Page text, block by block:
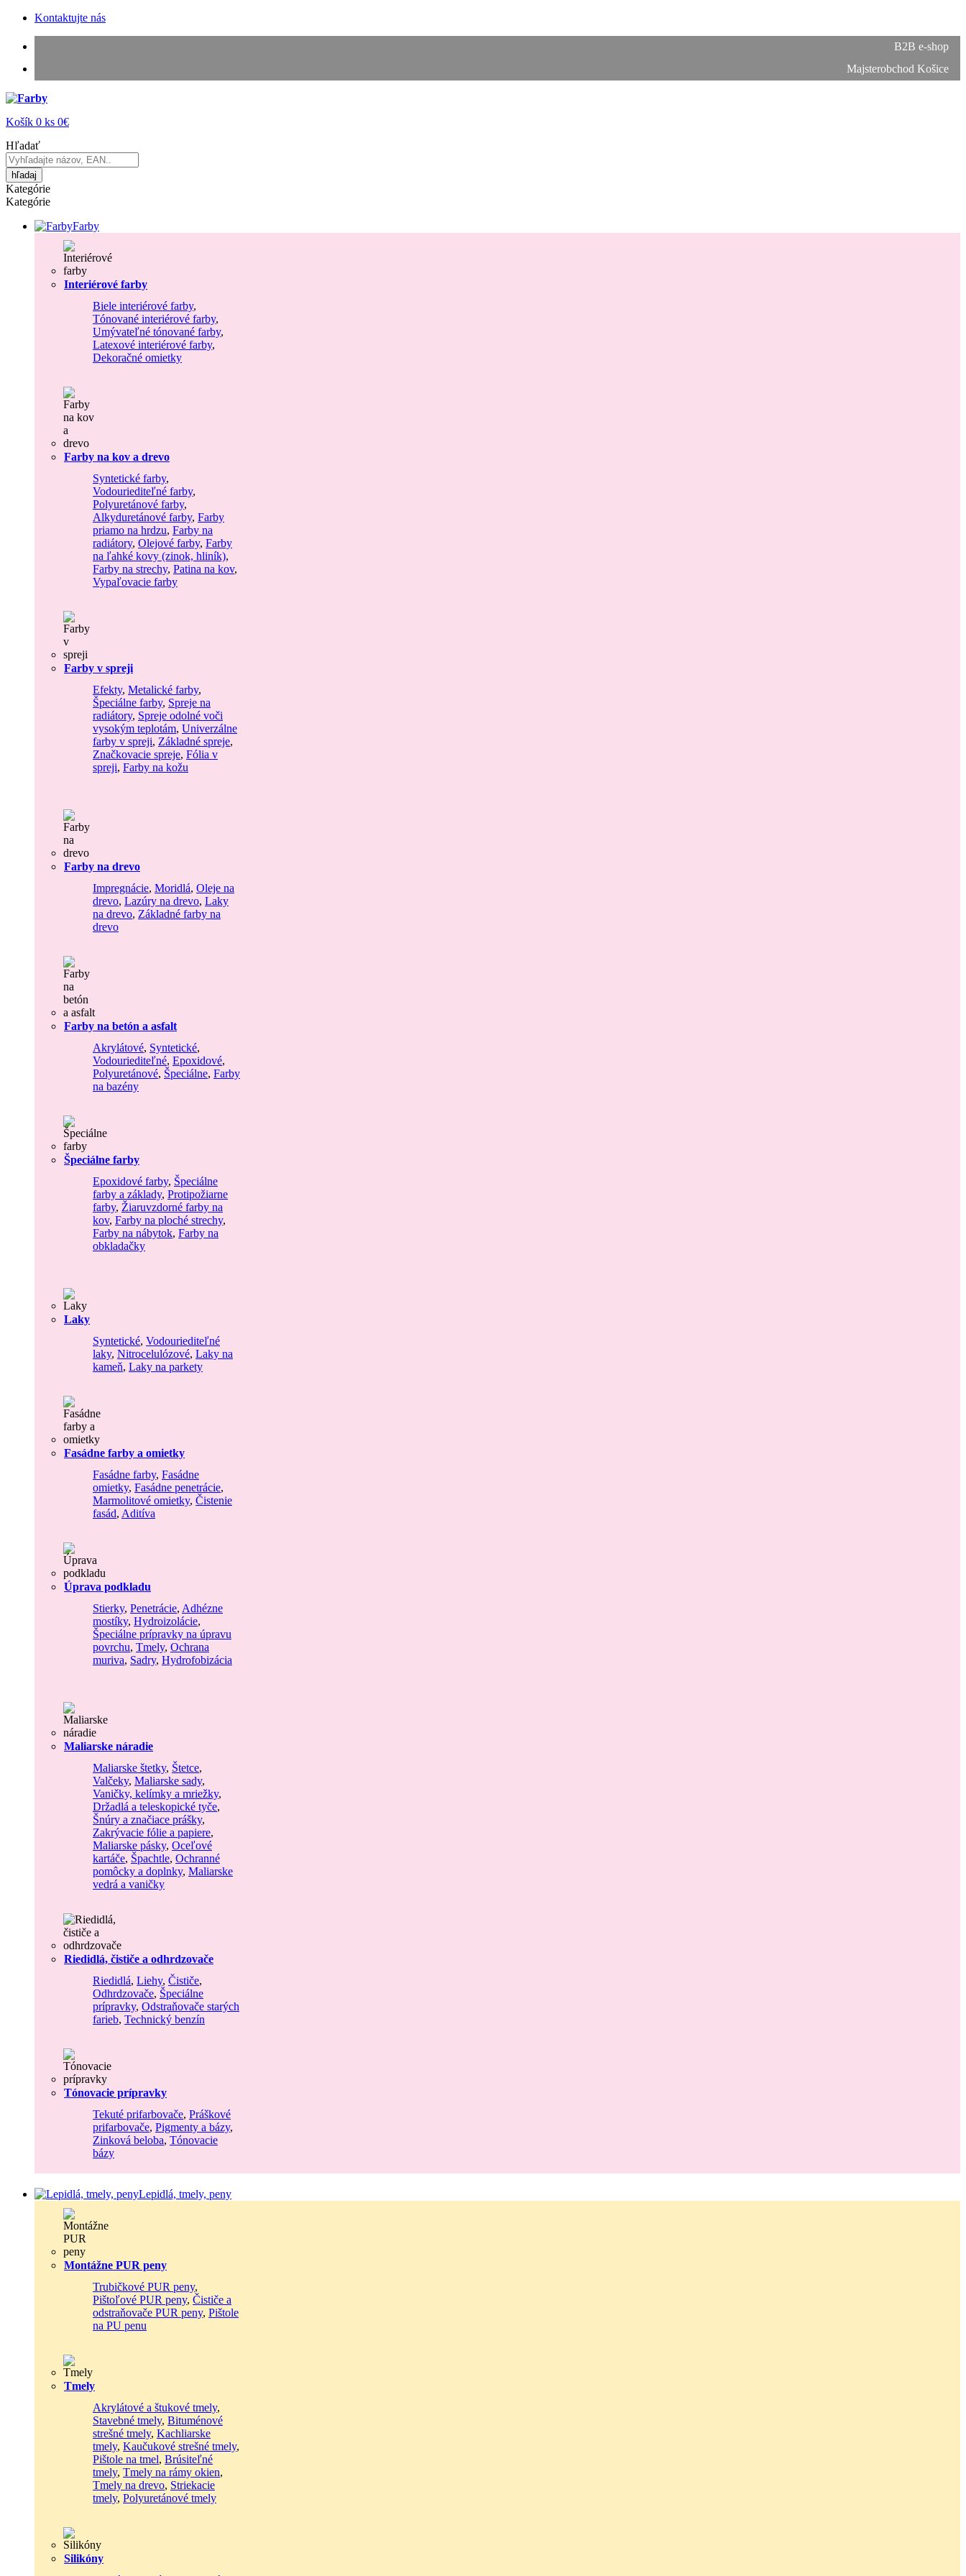
Kontaktujte nás
B2B e-shop
Majsterobchod Košice
Košík 0 ks 0€
Hľadať
hľadaj
Kategórie
Kategórie
Farby
Interiérové farby
Biele interiérové farby,
Tónované interiérové farby,
Umývateľné tónované farby,
Latexové interiérové farby,
Dekoračné omietky
Farby na kov a drevo
Syntetické farby,
Vodouriediteľné farby,
Polyuretánové farby,
Alkyduretánové farby, Farby
priamo na hrdzu, Farby na
radiátory, Olejové farby, Farby
na ľahké kovy (zinok, hliník),
Farby na strechy, Patina na kov,
Vypaľovacie farby
Farby v spreji
Efekty, Metalické farby,
Špeciálne farby, Spreje na
radiátory, Spreje odolné voči
vysokým teplotám, Univerzálne
farby v spreji, Základné spreje,
Značkovacie spreje, Fólia v
spreji, Farby na kožu
Farby na drevo
Impregnácie, Moridlá, Oleje na
drevo, Lazúry na drevo, Laky
na drevo, Základné farby na
drevo
Farby na betón a asfalt
Akrylátové, Syntetické,
Vodouriediteľné, Epoxidové,
Polyuretánové, Špeciálne, Farby
na bazény
Špeciálne farby
Epoxidové farby, Špeciálne
farby a základy, Protipožiarne
farby, Žiaruvzdorné farby na
kov, Farby na ploché strechy,
Farby na nábytok, Farby na
obkladačky
Laky
Syntetické, Vodouriediteľné
laky, Nitrocelulózové, Laky na
kameň, Laky na parkety
Fasádne farby a omietky
Fasádne farby, Fasádne
omietky, Fasádne penetrácie,
Marmolitové omietky, Čistenie
fasád, Aditíva
Úprava podkladu
Stierky, Penetrácie, Adhézne
mostíky, Hydroizolácie,
Špeciálne prípravky na úpravu
povrchu, Tmely, Ochrana
muriva, Sadry, Hydrofobizácia
Maliarske náradie
Maliarske štetky, Štetce,
Valčeky, Maliarske sady,
Vaničky, kelímky a mriežky,
Držadlá a teleskopické tyče,
Šnúry a značiace prášky,
Zakrývacie fólie a papiere,
Maliarske pásky, Oceľové
kartáče, Špachtle, Ochranné
pomôcky a doplnky, Maliarske
vedrá a vaničky
Riedidlá, čističe a odhrdzovače
Riedidlá, Liehy, Čističe,
Odhrdzovače, Špeciálne
prípravky, Odstraňovače starých
farieb, Technický benzín
Tónovacie prípravky
Tekuté prifarbovače, Práškové
prifarbovače, Pigmenty a bázy,
Zinková beloba, Tónovacie
bázy
Lepidlá, tmely, peny
Montážne PUR peny
Trubičkové PUR peny,
Pištoľové PUR peny, Čističe a
odstraňovače PUR peny, Pištole
na PU penu
Tmely
Akrylátové a štukové tmely,
Stavebné tmely, Bituménové
strešné tmely, Kachliarske
tmely, Kaučukové strešné tmely,
Pištole na tmel, Brúsiteľné
tmely, Tmely na rámy okien,
Tmely na drevo, Striekacie
tmely, Polyuretánové tmely
Silikóny